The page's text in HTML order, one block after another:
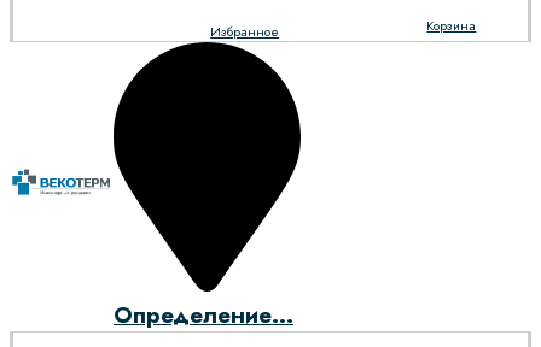
Корзина
Избранное
Определение...